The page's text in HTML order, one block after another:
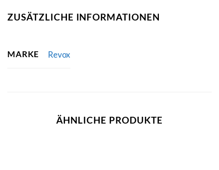
ZUSÄTZLICHE INFORMATIONEN
MARKE Revox
ÄHNLICHE PRODUKTE